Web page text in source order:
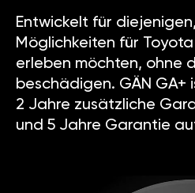
Entwickelt für
Möglichkeiten für Toyota
erleben möchten, ohne
beschädigen. GÄN GA+
2 Jahre zusätzliche
und 5 Jahre Garantie